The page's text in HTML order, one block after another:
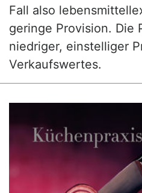
Fall also
geringe Provision. Die
niedriger, einstelliger
Verkaufswertes.